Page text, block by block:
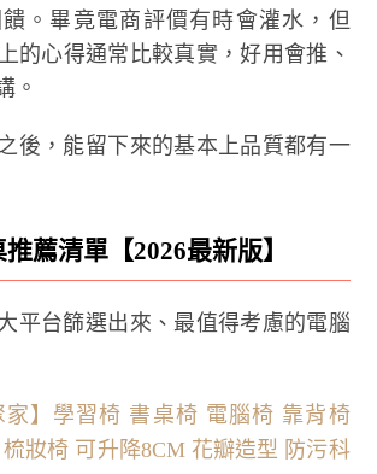
。畢竟電商評價有時會灌水，但
的心得通常比較真實，好用會推、
。
後，能留下來的基本上品質都有一
薦清單【2026最新版】
平台篩選出來、最值得考慮的電腦
家】學習椅 書桌椅 電腦椅 靠背椅
妝椅 可升降8CM 花瓣造型 防污科